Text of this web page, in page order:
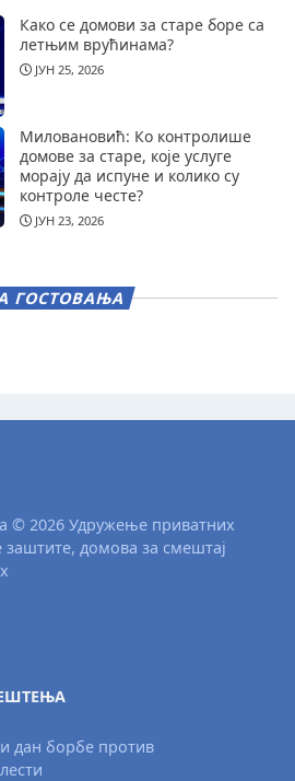
Како се домови за старе боре са
летњим врућинама?
ЈУН 25, 2026
Миловановић: Ко контролише
домове за старе, које услуге
морају да испуне и колико су
контроле честе?
ЈУН 23, 2026
ГОСТОВАЊА
© 2026 Удружење приватних
заштите, домова за смештај
дан борбе против